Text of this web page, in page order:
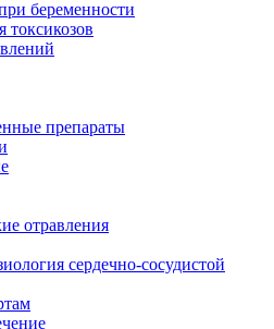
беременности
токсикозов
препараты
отравления
сердечно-сосудистой